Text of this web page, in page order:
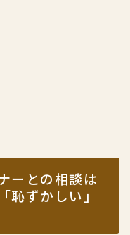
ーとの相談は
ずかしい」